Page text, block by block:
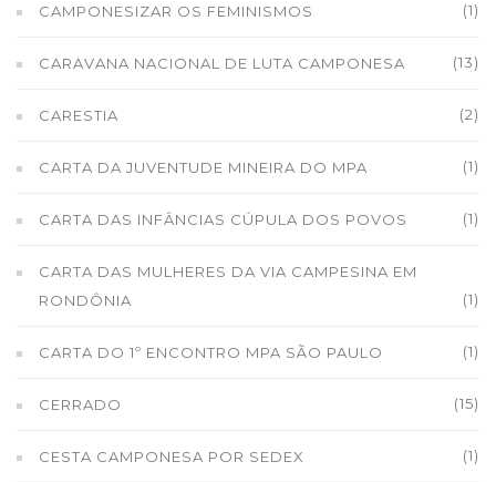
CAMPONESIZAR OS FEMINISMOS (1)
CARAVANA NACIONAL DE LUTA CAMPONESA (13)
CARESTIA (2)
CARTA DA JUVENTUDE MINEIRA DO MPA (1)
CARTA DAS INFÂNCIAS CÚPULA DOS POVOS (1)
CARTA DAS MULHERES DA VIA CAMPESINA EM
RONDÔNIA
(1)
CARTA DO 1º ENCONTRO MPA SÃO PAULO (1)
CERRADO (15)
CESTA CAMPONESA POR SEDEX (1)